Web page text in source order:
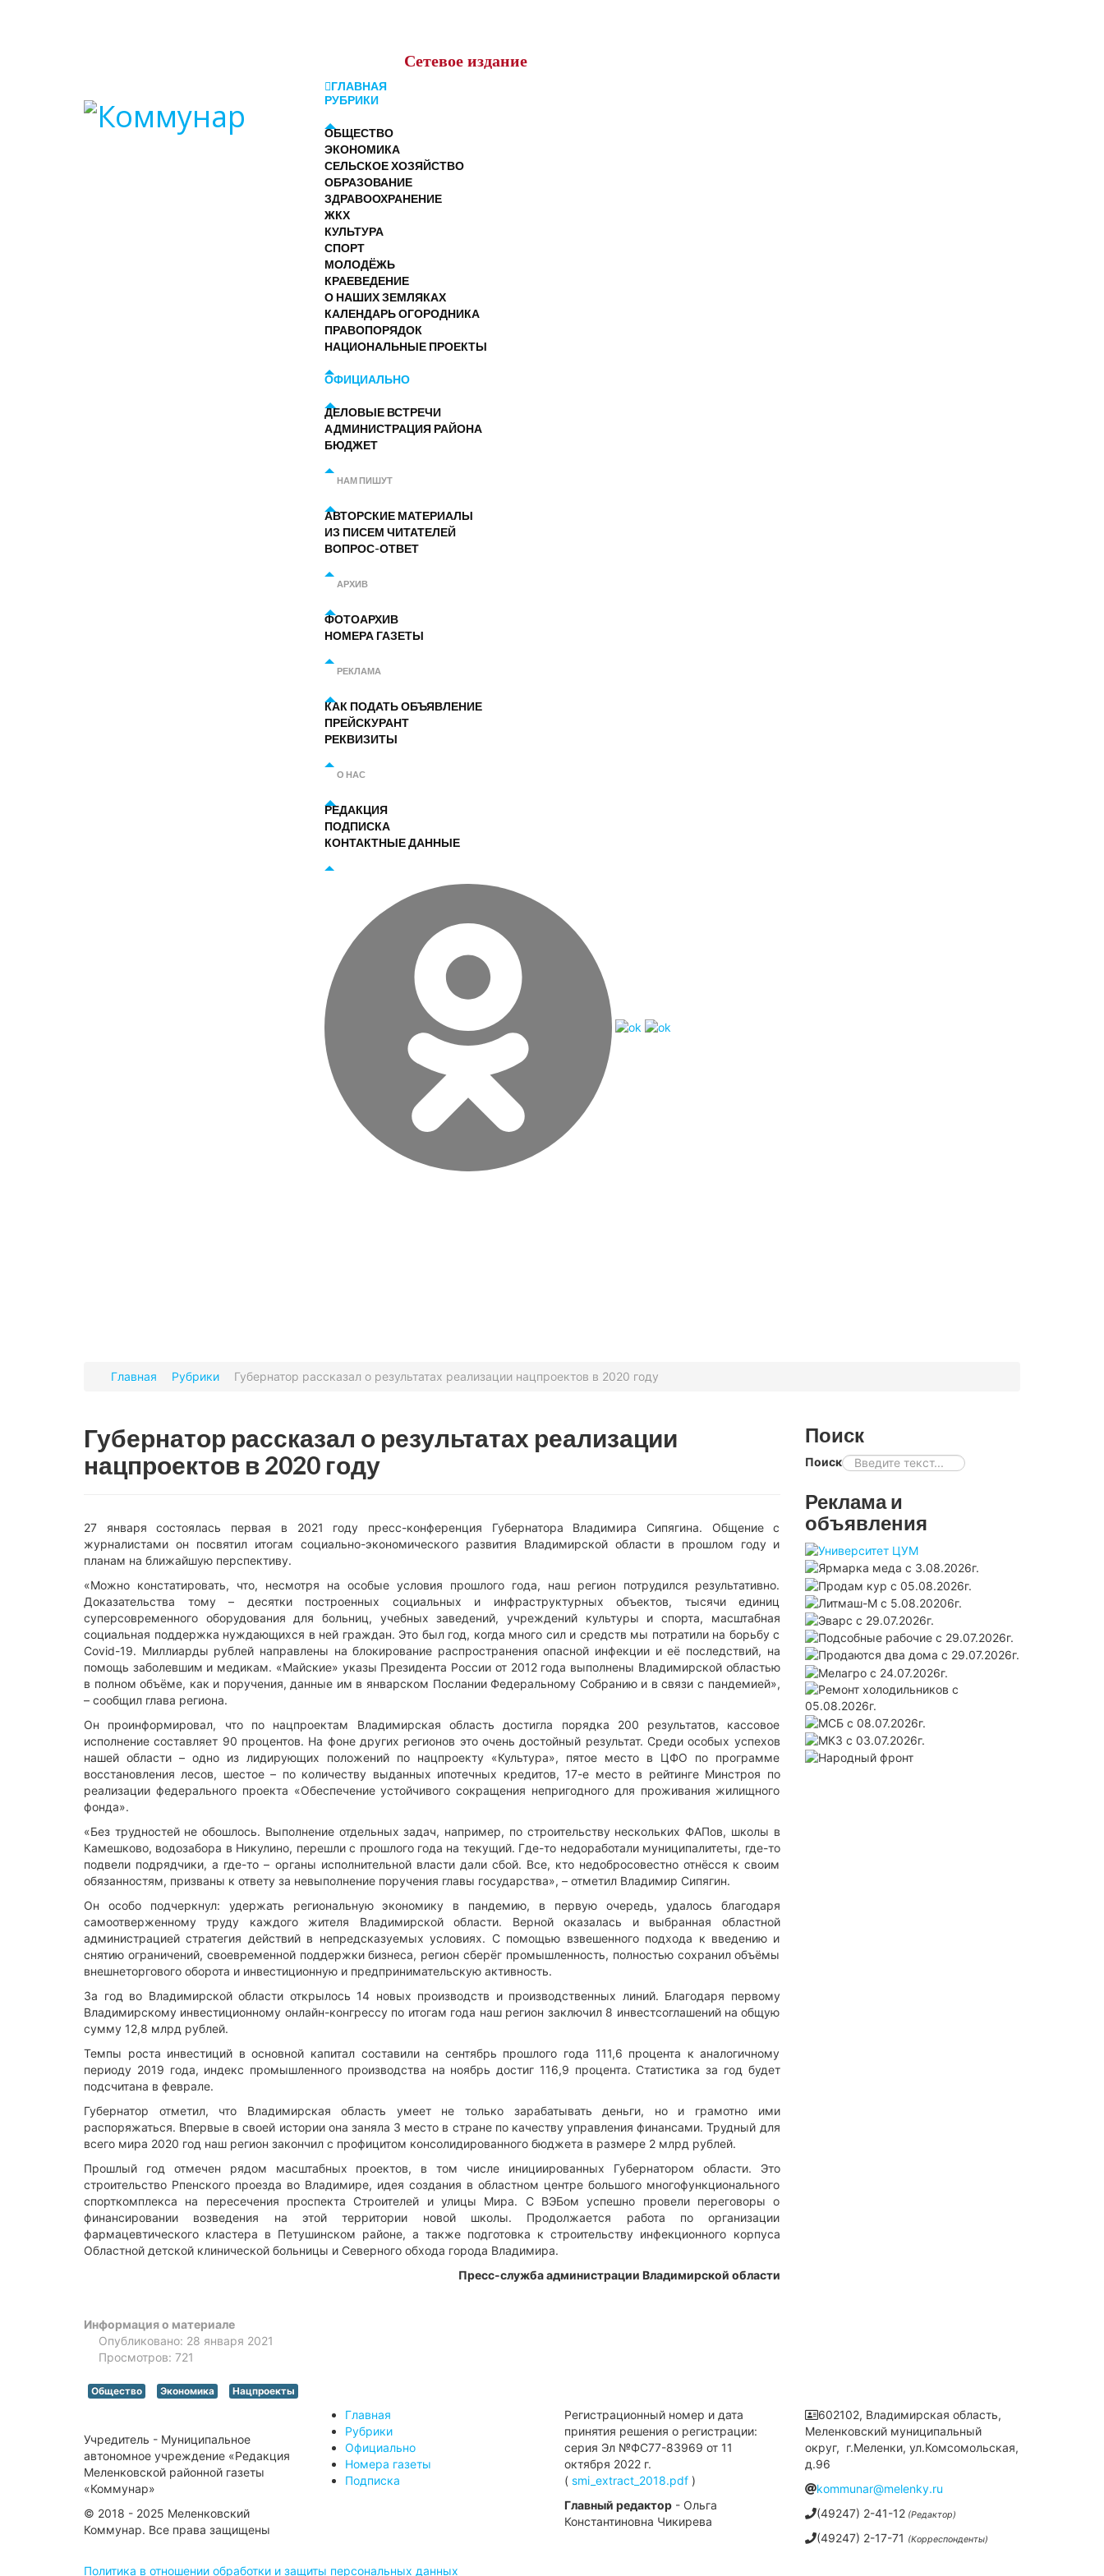
Сетевое издание
ГЛАВНАЯ
РУБРИКИ
ОБЩЕСТВО
ЭКОНОМИКА
СЕЛЬСКОЕ ХОЗЯЙСТВО
ОБРАЗОВАНИЕ
ЗДРАВООХРАНЕНИЕ
ЖКХ
КУЛЬТУРА
СПОРТ
МОЛОДЁЖЬ
КРАЕВЕДЕНИЕ
О НАШИХ ЗЕМЛЯКАХ
КАЛЕНДАРЬ ОГОРОДНИКА
ПРАВОПОРЯДОК
НАЦИОНАЛЬНЫЕ ПРОЕКТЫ
ОФИЦИАЛЬНО
ДЕЛОВЫЕ ВСТРЕЧИ
АДМИНИСТРАЦИЯ РАЙОНА
БЮДЖЕТ
НАМ ПИШУТ
АВТОРСКИЕ МАТЕРИАЛЫ
ИЗ ПИСЕМ ЧИТАТЕЛЕЙ
ВОПРОС-ОТВЕТ
АРХИВ
ФОТОАРХИВ
НОМЕРА ГАЗЕТЫ
РЕКЛАМА
КАК ПОДАТЬ ОБЪЯВЛЕНИЕ
ПРЕЙСКУРАНТ
РЕКВИЗИТЫ
О НАС
РЕДАКЦИЯ
ПОДПИСКА
КОНТАКТНЫЕ ДАННЫЕ
Главная Рубрики Губернатор рассказал о результатах реализации нацпроектов в 2020 году
Губернатор рассказал о результатах реализации
нацпроектов в 2020 году
27 января состоялась первая в 2021 году пресс-конференция Губернатора Владимира Сипягина. Общение с
журналистами он посвятил итогам социально-экономического развития Владимирской области в прошлом году и
планам на ближайшую перспективу.
«Можно констатировать, что, несмотря на особые условия прошлого года, наш регион потрудился результативно.
Доказательства тому – десятки построенных социальных и инфраструктурных объектов, тысячи единиц
суперсовременного оборудования для больниц, учебных заведений, учреждений культуры и спорта, масштабная
социальная поддержка нуждающихся в ней граждан. Это был год, когда много сил и средств мы потратили на борьбу с
Covid-19. Миллиарды рублей направлены на блокирование распространения опасной инфекции и её последствий, на
помощь заболевшим и медикам. «Майские» указы Президента России от 2012 года выполнены Владимирской областью
в полном объёме, как и поручения, данные им в январском Послании Федеральному Собранию и в связи с пандемией»,
– сообщил глава региона.
Он проинформировал, что по нацпроектам Владимирская область достигла порядка 200 результатов, кассовое
исполнение составляет 90 процентов. На фоне других регионов это очень достойный результат. Среди особых успехов
нашей области – одно из лидирующих положений по нацпроекту «Культура», пятое место в ЦФО по программе
восстановления лесов, шестое – по количеству выданных ипотечных кредитов, 17-е место в рейтинге Минстроя по
реализации федерального проекта «Обеспечение устойчивого сокращения непригодного для проживания жилищного
фонда».
«Без трудностей не обошлось. Выполнение отдельных задач, например, по строительству нескольких ФАПов, школы в
Камешково, водозабора в Никулино, перешли с прошлого года на текущий. Где-то недоработали муниципалитеты, где-то
подвели подрядчики, а где-то – органы исполнительной власти дали сбой. Все, кто недобросовестно отнёсся к своим
обязанностям, призваны к ответу за невыполнение поручения главы государства», – отметил Владимир Сипягин.
Он особо подчеркнул: удержать региональную экономику в пандемию, в первую очередь, удалось благодаря
самоотверженному труду каждого жителя Владимирской области. Верной оказалась и выбранная областной
администрацией стратегия действий в непредсказуемых условиях. С помощью взвешенного подхода к введению и
снятию ограничений, своевременной поддержки бизнеса, регион сберёг промышленность, полностью сохранил объёмы
внешнеторгового оборота и инвестиционную и предпринимательскую активность.
За год во Владимирской области открылось 14 новых производств и производственных линий. Благодаря первому
Владимирскому инвестиционному онлайн-конгрессу по итогам года наш регион заключил 8 инвестсоглашений на общую
сумму 12,8 млрд рублей.
Темпы роста инвестиций в основной капитал составили на сентябрь прошлого года 111,6 процента к аналогичному
периоду 2019 года, индекс промышленного производства на ноябрь достиг 116,9 процента. Статистика за год будет
подсчитана в феврале.
Губернатор отметил, что Владимирская область умеет не только зарабатывать деньги, но и грамотно ими
распоряжаться. Впервые в своей истории она заняла 3 место в стране по качеству управления финансами. Трудный для
всего мира 2020 год наш регион закончил с профицитом консолидированного бюджета в размере 2 млрд рублей.
Прошлый год отмечен рядом масштабных проектов, в том числе инициированных Губернатором области. Это
строительство Рпенского проезда во Владимире, идея создания в областном центре большого многофункционального
спорткомплекса на пересечения проспекта Строителей и улицы Мира. С ВЭБом успешно провели переговоры о
финансировании возведения на этой территории новой школы. Продолжается работа по организации
фармацевтического кластера в Петушинском районе, а также подготовка к строительству инфекционного корпуса
Областной детской клинической больницы и Северного обхода города Владимира.
Пресс-служба администрации Владимирской области
Информация о материале
Опубликовано: 28 января 2021
Просмотров: 721
Общество Экономика Нацпроекты
Поиск
Поиск
Реклама и
объявления
Учредитель - Муниципальное
автономное учреждение «Редакция
Меленковской районной газеты
«Коммунар»
© 2018 - 2025 Меленковский
Коммунар. Все права защищены
Главная
Рубрики
Официально
Номера газеты
Подписка
Регистрационный номер и дата
принятия решения о регистрации:
серия Эл №ФС77-83969 от 11
октября 2022 г.
( smi_extract_2018.pdf )
Главный редактор - Ольга
Константиновна Чикирева
602102, Владимирская область,
Меленковский муниципальный
округ, г.Меленки, ул.Комсомольская,
д.96
kommunar@melenky.ru
(49247) 2-41-12(Редактор)
(49247) 2-17-71 (Корреспонденты)
Политика в отношении обработки и защиты персональных данных